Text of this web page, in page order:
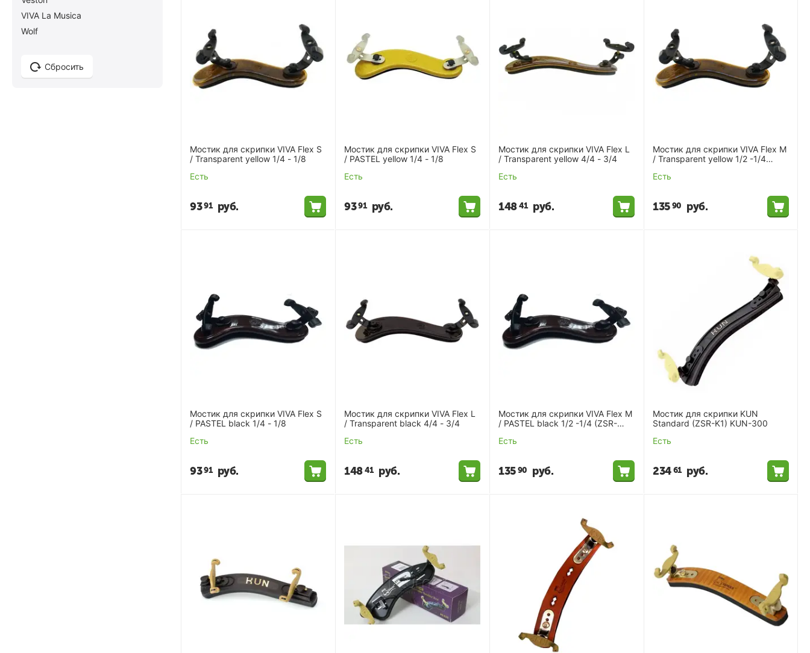
Мостик для скрипки VIVA Flex S
/ Transparent yellow 1/4 - 1/8
Есть
9391 руб.
Мостик для скрипки VIVA Flex S
/ PASTEL yellow 1/4 - 1/8
Есть
9391 руб.
Мостик для скрипки VIVA Flex L
/ Transparent yellow 4/4 - 3/4
Есть
14841 руб.
Мостик для скрипки VIVA Flex M
/ Transparent yellow 1/2 -1/4
Есть
13590 руб.
Мостик для скрипки VIVA Flex S
/ PASTEL black 1/4 - 1/8
Есть
9391 руб.
Мостик для скрипки VIVA Flex L
/ Transparent black 4/4 - 3/4
Есть
14841 руб.
Мостик для скрипки VIVA Flex M
/ PASTEL black 1/2 -1/4 (ZSR-
Есть
13590 руб.
Мостик для скрипки KUN
Standard (ZSR-K1) KUN-300
Есть
23461 руб.
VIVA La Musica
Wolf
Сбросить